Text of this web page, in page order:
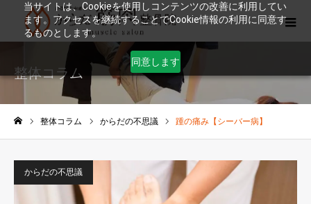
当サイトは、Cookieを使用しコンテンツの改善に利用してい
ます。アクセスを継続することでCookie情報の利用に同意す
るものとします。
同意します
整体コラム
整体コラム からだの不思議 踵の痛み【シーバー病】
からだの不思議